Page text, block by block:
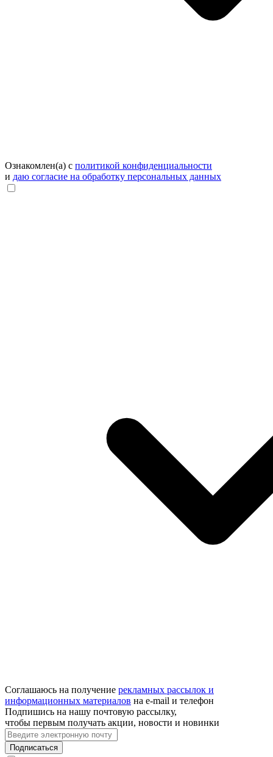
Ознакомлен(а) с политикой конфиденциальности
и даю согласие на обработку персональных данных
Соглашаюсь на получение рекламных рассылок и
информационных материалов на e‑mail и телефон
Подпишись на нашу почтовую рассылку,
чтобы первым получать акции, новости и новинки
Подписаться